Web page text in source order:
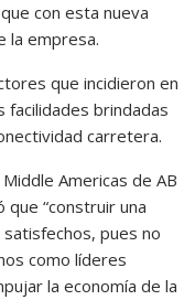
con esta nueva
la empresa.
que incidieron en
facilidades brindadas
carretera.
Americas de AB
que “construir una
pues no
como líderes
la economía de la